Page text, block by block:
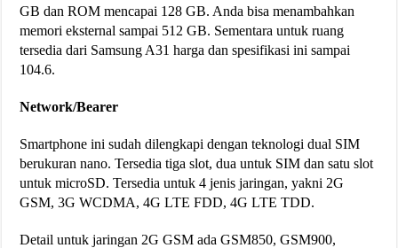
GB dan ROM mencapai 128 GB. Anda bisa menambahkan
memori eksternal sampai 512 GB. Sementara untuk ruang
tersedia dari Samsung A31 harga dan spesifikasi ini sampai
104.6.
Network/Bearer
Smartphone ini sudah dilengkapi dengan teknologi dual SIM
berukuran nano. Tersedia tiga slot, dua untuk SIM dan satu slot
untuk microSD. Tersedia untuk 4 jenis jaringan, yakni 2G
GSM, 3G WCDMA, 4G LTE FDD, 4G LTE TDD.
Detail untuk jaringan 2G GSM ada GSM850, GSM900,